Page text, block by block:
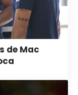
de Mac